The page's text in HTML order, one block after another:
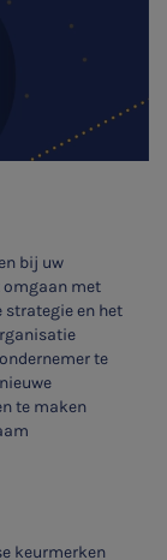
bij uw
omgaan met
strategie en het
te
te maken
keurmerken